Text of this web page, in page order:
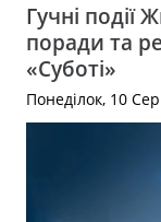
Гучні події
поради та
«Суботі»
Понеділок, 10